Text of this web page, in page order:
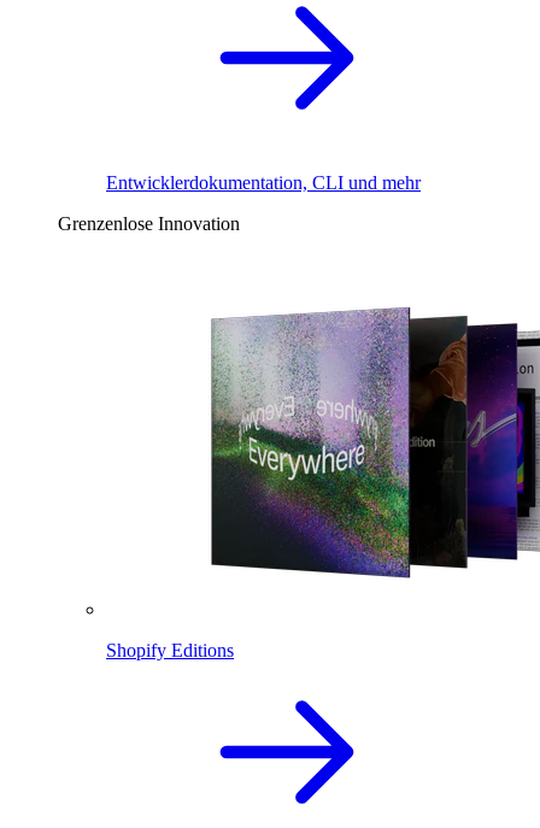
Entwicklerdokumentation, CLI und mehr
Grenzenlose Innovation
Shopify Editions